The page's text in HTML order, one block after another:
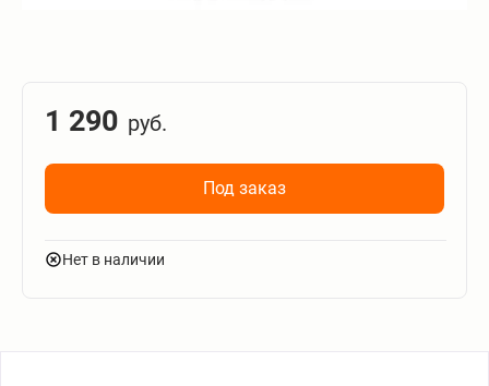
1 290 руб.
Под заказ
Нет в наличии